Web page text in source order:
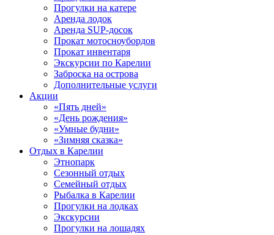
Прогулки на катере
Аренда лодок
Аренда SUP-досок
Прокат мотосноубордов
Прокат инвентаря
Экскурсии по Карелии
Заброска на острова
Дополнительные услуги
Акции
«Пять дней»
«День рождения»
«Умные будни»
«Зимняя сказка»
Отдых в Карелии
Этнопарк
Сезонный отдых
Семейный отдых
Рыбалка в Карелии
Прогулки на лодках
Экскурсии
Прогулки на лошадях